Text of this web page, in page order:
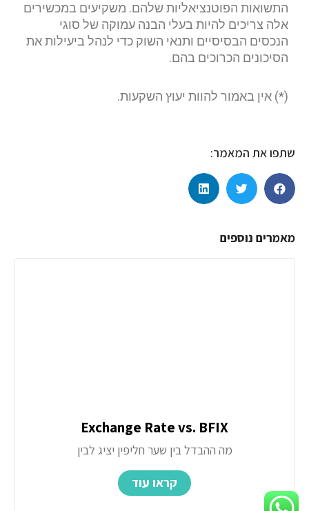
התשואות הפוטנציאליות שלהם. משקיעים במכשירים
אלה צריכים להיות בעלי הבנה עמוקה של סוגי
הנכסים הבסיסיים ותנאי השוק כדי לנהל ביעילות את
הסיכונים הכרוכים בהם.
(*) אין באמור להוות יעוץ השקעות.
שתפו את המאמר:
מאמרים נוספים
Exchange Rate vs. BFIX
מה ההבדל בין שער חליפין יציג לבין
קראו עוד